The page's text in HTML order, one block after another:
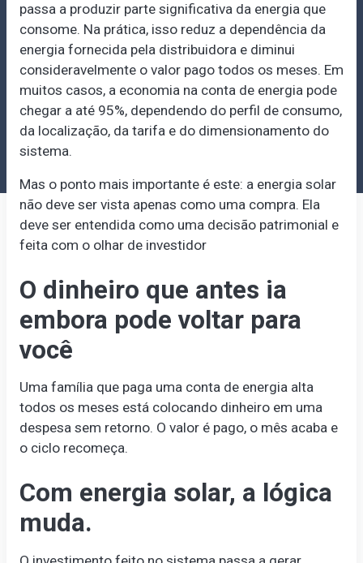
passa a produzir parte significativa da energia que
consome. Na prática, isso reduz a dependência da
energia fornecida pela distribuidora e diminui
consideravelmente o valor pago todos os meses. Em
muitos casos, a economia na conta de energia pode
chegar a até 95%, dependendo do perfil de consumo,
da localização, da tarifa e do dimensionamento do
sistema.
Mas o ponto mais importante é este: a energia solar
não deve ser vista apenas como uma compra. Ela
deve ser entendida como uma decisão patrimonial e
feita com o olhar de investidor
O dinheiro que antes ia
embora pode voltar para
você
Uma família que paga uma conta de energia alta
todos os meses está colocando dinheiro em uma
despesa sem retorno. O valor é pago, o mês acaba e
o ciclo recomeça.
Com energia solar, a lógica
muda.